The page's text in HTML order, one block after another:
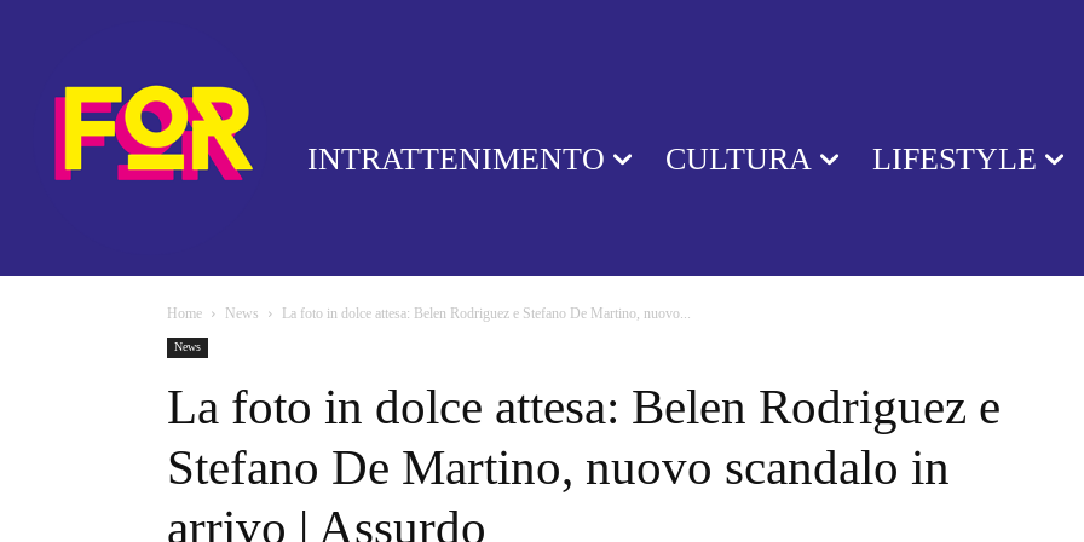
INTRATTENIMENTO CULTURA LIFESTYLE
Home News La foto in dolce attesa: Belen Rodriguez e Stefano De Martino, nuovo...
News
La foto in dolce attesa: Belen Rodriguez e
Stefano De Martino, nuovo scandalo in
arrivo | Assurdo